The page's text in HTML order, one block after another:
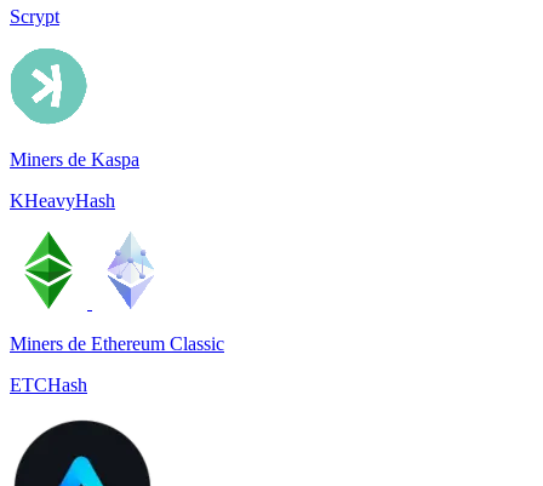
Scrypt
Miners de Kaspa
KHeavyHash
Miners de Ethereum Classic
ETCHash